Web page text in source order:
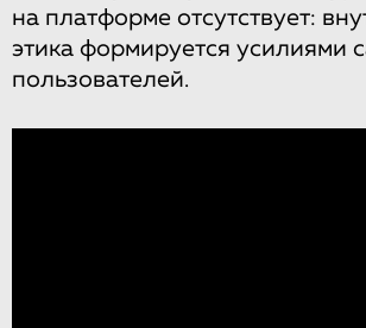
на платформе отсутствует:
этика формируется усилиями
пользователей.